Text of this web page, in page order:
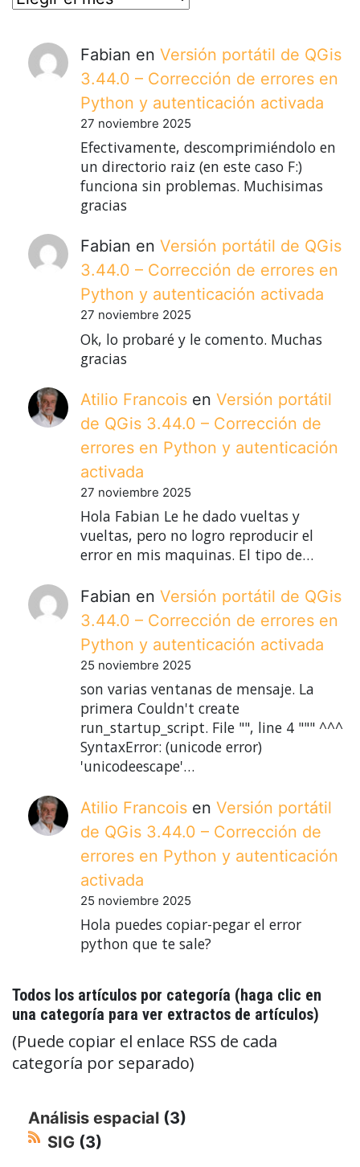
Fabian en Versión portátil de QGis
3.44.0 – Corrección de errores en
Python y autenticación activada
27 noviembre 2025
Efectivamente, descomprimiéndolo en
un directorio raiz (en este caso F:)
funciona sin problemas. Muchisimas
gracias
Fabian en Versión portátil de QGis
3.44.0 – Corrección de errores en
Python y autenticación activada
27 noviembre 2025
Ok, lo probaré y le comento. Muchas
gracias
Atilio Francois en Versión portátil
de QGis 3.44.0 – Corrección de
errores en Python y autenticación
activada
27 noviembre 2025
Hola Fabian Le he dado vueltas y
vueltas, pero no logro reproducir el
error en mis maquinas. El tipo de…
Fabian en Versión portátil de QGis
3.44.0 – Corrección de errores en
Python y autenticación activada
25 noviembre 2025
son varias ventanas de mensaje. La
primera Couldn't create
run_startup_script. File "", line 4 """ ^^^
SyntaxError: (unicode error)
'unicodeescape'…
Atilio Francois en Versión portátil
de QGis 3.44.0 – Corrección de
errores en Python y autenticación
activada
25 noviembre 2025
Hola puedes copiar-pegar el error
python que te sale?
Todos los artículos por categoría (haga clic en
una categoría para ver extractos de artículos)
(Puede copiar el enlace RSS de cada
categoría por separado)
Análisis espacial (3)
SIG (3)